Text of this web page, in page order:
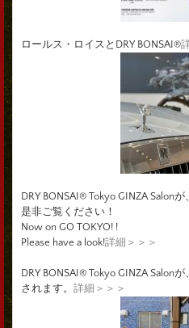
ロールス・ロイスとDRY BONSAI®
DRY BONSAI® Tokyo GINZA Salon
是非ご覧ください！
Now on GO TOKYO! !
Please have a look!詳細＞＞＞
DRY BONSAI® Tokyo GINZA Salon
されます。 詳細＞＞＞